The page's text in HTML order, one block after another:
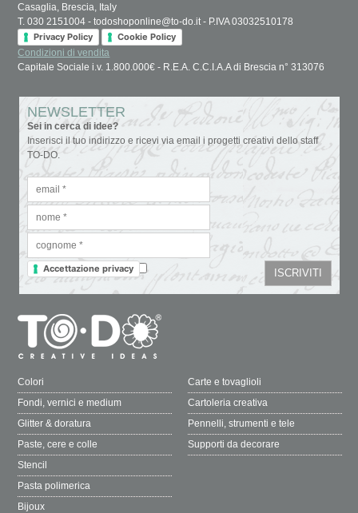
Casaglia, Brescia, Italy
T. 030 2151004 - todoshoponline@to-do.it - P.IVA 03032510178
Privacy Policy
Cookie Policy
Condizioni di vendita
Capitale Sociale i.v. 1.800.000€ - R.E.A. C.C.I.A.A di Brescia n° 313076
NEWSLETTER
Sei in cerca di idee?
Inserisci il tuo indirizzo e ricevi via email i progetti creativi dello staff
TO-DO.
Accettazione privacy
Colori
Fondi, vernici e medium
Glitter & doratura
Paste, cere e colle
Carte e tovaglioli
Cartoleria creativa
Pennelli, strumenti e tele
Supporti da decorare
Stencil
Pasta polimerica
Bijoux